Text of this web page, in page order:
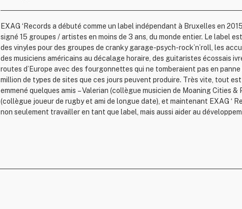
EXAG ‘Records a débuté comme un label indépendant à Bruxelles en
signé 15 groupes / artistes en moins de 3 ans, du monde entier. Le label
des vinyles pour des groupes de crankygarage-psych-rock’n’roll, les
des musiciens américains au décalage horaire, des guitaristes écossais
routes d’Europe avec des fourgonnettes qui ne tomberaient pas en
million de types de sites que ces jours peuvent produire. Très vite, tout
emmené quelques amis – Valerian (collègue musicien de Moaning Cities
(collègue joueur de rugby et ami de longue date), et maintenant EXAG ‘
non seulement travailler en tant que label, mais aussi aider au